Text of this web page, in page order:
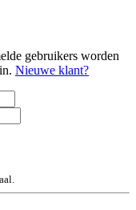
gebruikers worden
Nieuwe klant?